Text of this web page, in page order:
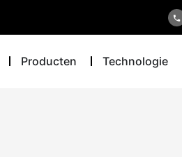
Producten Technologie